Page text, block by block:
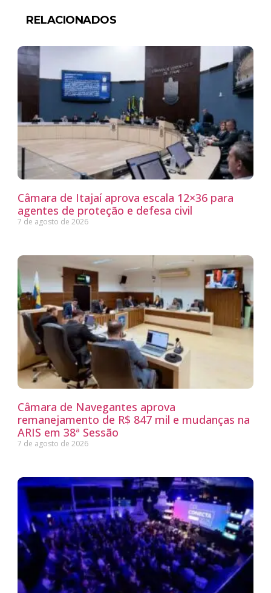
RELACIONADOS
Câmara de Itajaí aprova escala 12×36 para
agentes de proteção e defesa civil
7 de agosto de 2026
Câmara de Navegantes aprova
remanejamento de R$ 847 mil e mudanças na
ARIS em 38ª Sessão
7 de agosto de 2026